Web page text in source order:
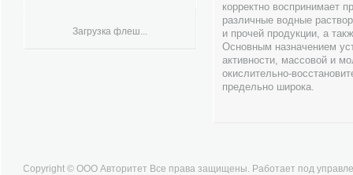
Загрузка флеш...
корректно воспринимает
различные водные
и прочей продукции, а
Основным назначением
активности, массовой и
окислительно-
предельно широка.
Copyright © ООО Авторитет Все права защищены. Работает под